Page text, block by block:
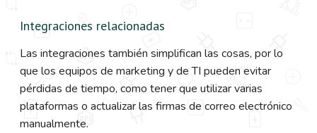
Integraciones relacionadas
Las integraciones también simplifican las cosas, por lo
que los equipos de marketing y de TI pueden evitar
pérdidas de tiempo, como tener que utilizar varias
plataformas o actualizar las firmas de correo electrónico
manualmente.